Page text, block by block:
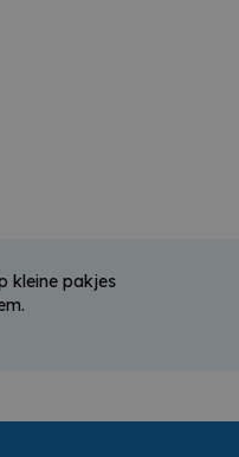
kleine pakjes